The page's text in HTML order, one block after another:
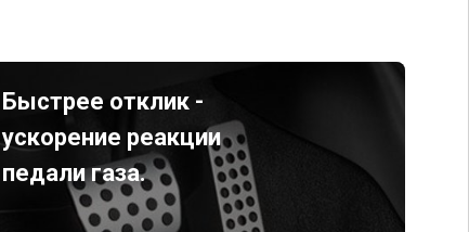
Быстрее отклик -
ускорение реакции
педали газа.